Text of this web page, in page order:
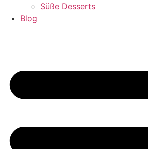
Süße Desserts
Blog